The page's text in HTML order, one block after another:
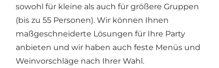
sowohl für kleine als auch für größere Gruppen
(bis zu 55 Personen). Wir können Ihnen
maßgeschneiderte Lösungen für Ihre Party
anbieten und wir haben auch feste Menüs und
Weinvorschläge nach Ihrer Wahl.